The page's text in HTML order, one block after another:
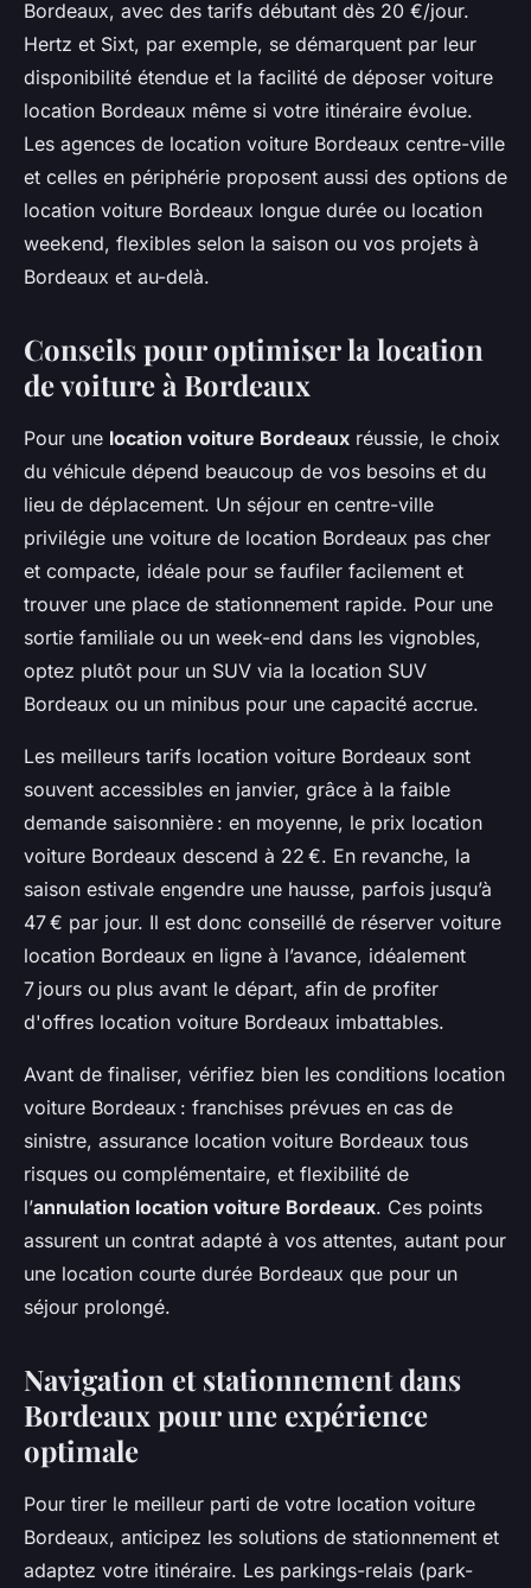
Bordeaux, avec des tarifs débutant dès 20 €/jour.
Hertz et Sixt, par exemple, se démarquent par leur
disponibilité étendue et la facilité de déposer voiture
location Bordeaux même si votre itinéraire évolue.
Les agences de location voiture Bordeaux centre-ville
et celles en périphérie proposent aussi des options de
location voiture Bordeaux longue durée ou location
weekend, flexibles selon la saison ou vos projets à
Bordeaux et au-delà.
Conseils pour optimiser la location
de voiture à Bordeaux
Pour une location voiture Bordeaux réussie, le choix
du véhicule dépend beaucoup de vos besoins et du
lieu de déplacement. Un séjour en centre-ville
privilégie une voiture de location Bordeaux pas cher
et compacte, idéale pour se faufiler facilement et
trouver une place de stationnement rapide. Pour une
sortie familiale ou un week-end dans les vignobles,
optez plutôt pour un SUV via la location SUV
Bordeaux ou un minibus pour une capacité accrue.
Les meilleurs tarifs location voiture Bordeaux sont
souvent accessibles en janvier, grâce à la faible
demande saisonnière : en moyenne, le prix location
voiture Bordeaux descend à 22 €. En revanche, la
saison estivale engendre une hausse, parfois jusqu’à
47 € par jour. Il est donc conseillé de réserver voiture
location Bordeaux en ligne à l’avance, idéalement
7 jours ou plus avant le départ, afin de profiter
d'offres location voiture Bordeaux imbattables.
Avant de finaliser, vérifiez bien les conditions location
voiture Bordeaux : franchises prévues en cas de
sinistre, assurance location voiture Bordeaux tous
risques ou complémentaire, et flexibilité de
l’annulation location voiture Bordeaux. Ces points
assurent un contrat adapté à vos attentes, autant pour
une location courte durée Bordeaux que pour un
séjour prolongé.
Navigation et stationnement dans
Bordeaux pour une expérience
optimale
Pour tirer le meilleur parti de votre location voiture
Bordeaux, anticipez les solutions de stationnement et
adaptez votre itinéraire. Les parkings-relais (park-